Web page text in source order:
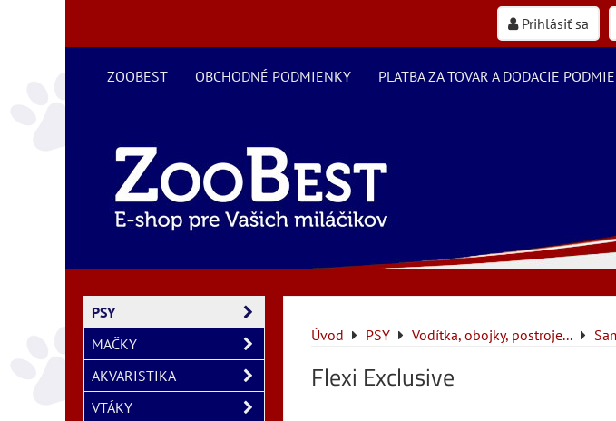
Prihlásiť sa
ZOOBEST OBCHODNÉ PODMIENKY PLATBA ZA TOVAR A DODACIE
Úvod PSY Vodítka, obojky, postroje...
Flexi Exclusive
PSY
MAČKY
AKVARISTIKA
VTÁKY